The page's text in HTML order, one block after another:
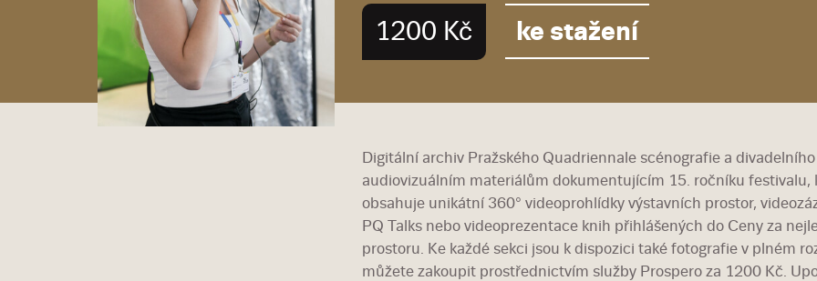
1200 Kč ke stažení
Digitální archiv Pražského Quadriennale scénografie a
audiovizuálním materiálům dokumentujícím 15. ročníku festivalu,
obsahuje unikátní 360° videoprohlídky výstavních prostor,
PQ Talks nebo videoprezentace knih přihlášených do Ceny za
prostoru. Ke každé sekci jsou k dispozici také fotografie v plném
můžete zakoupit prostřednictvím služby Prospero za 1200 Kč.